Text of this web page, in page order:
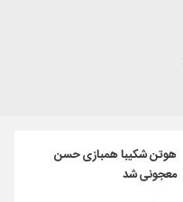
هوتن شکیبا همبازی حسن
معجونی شد